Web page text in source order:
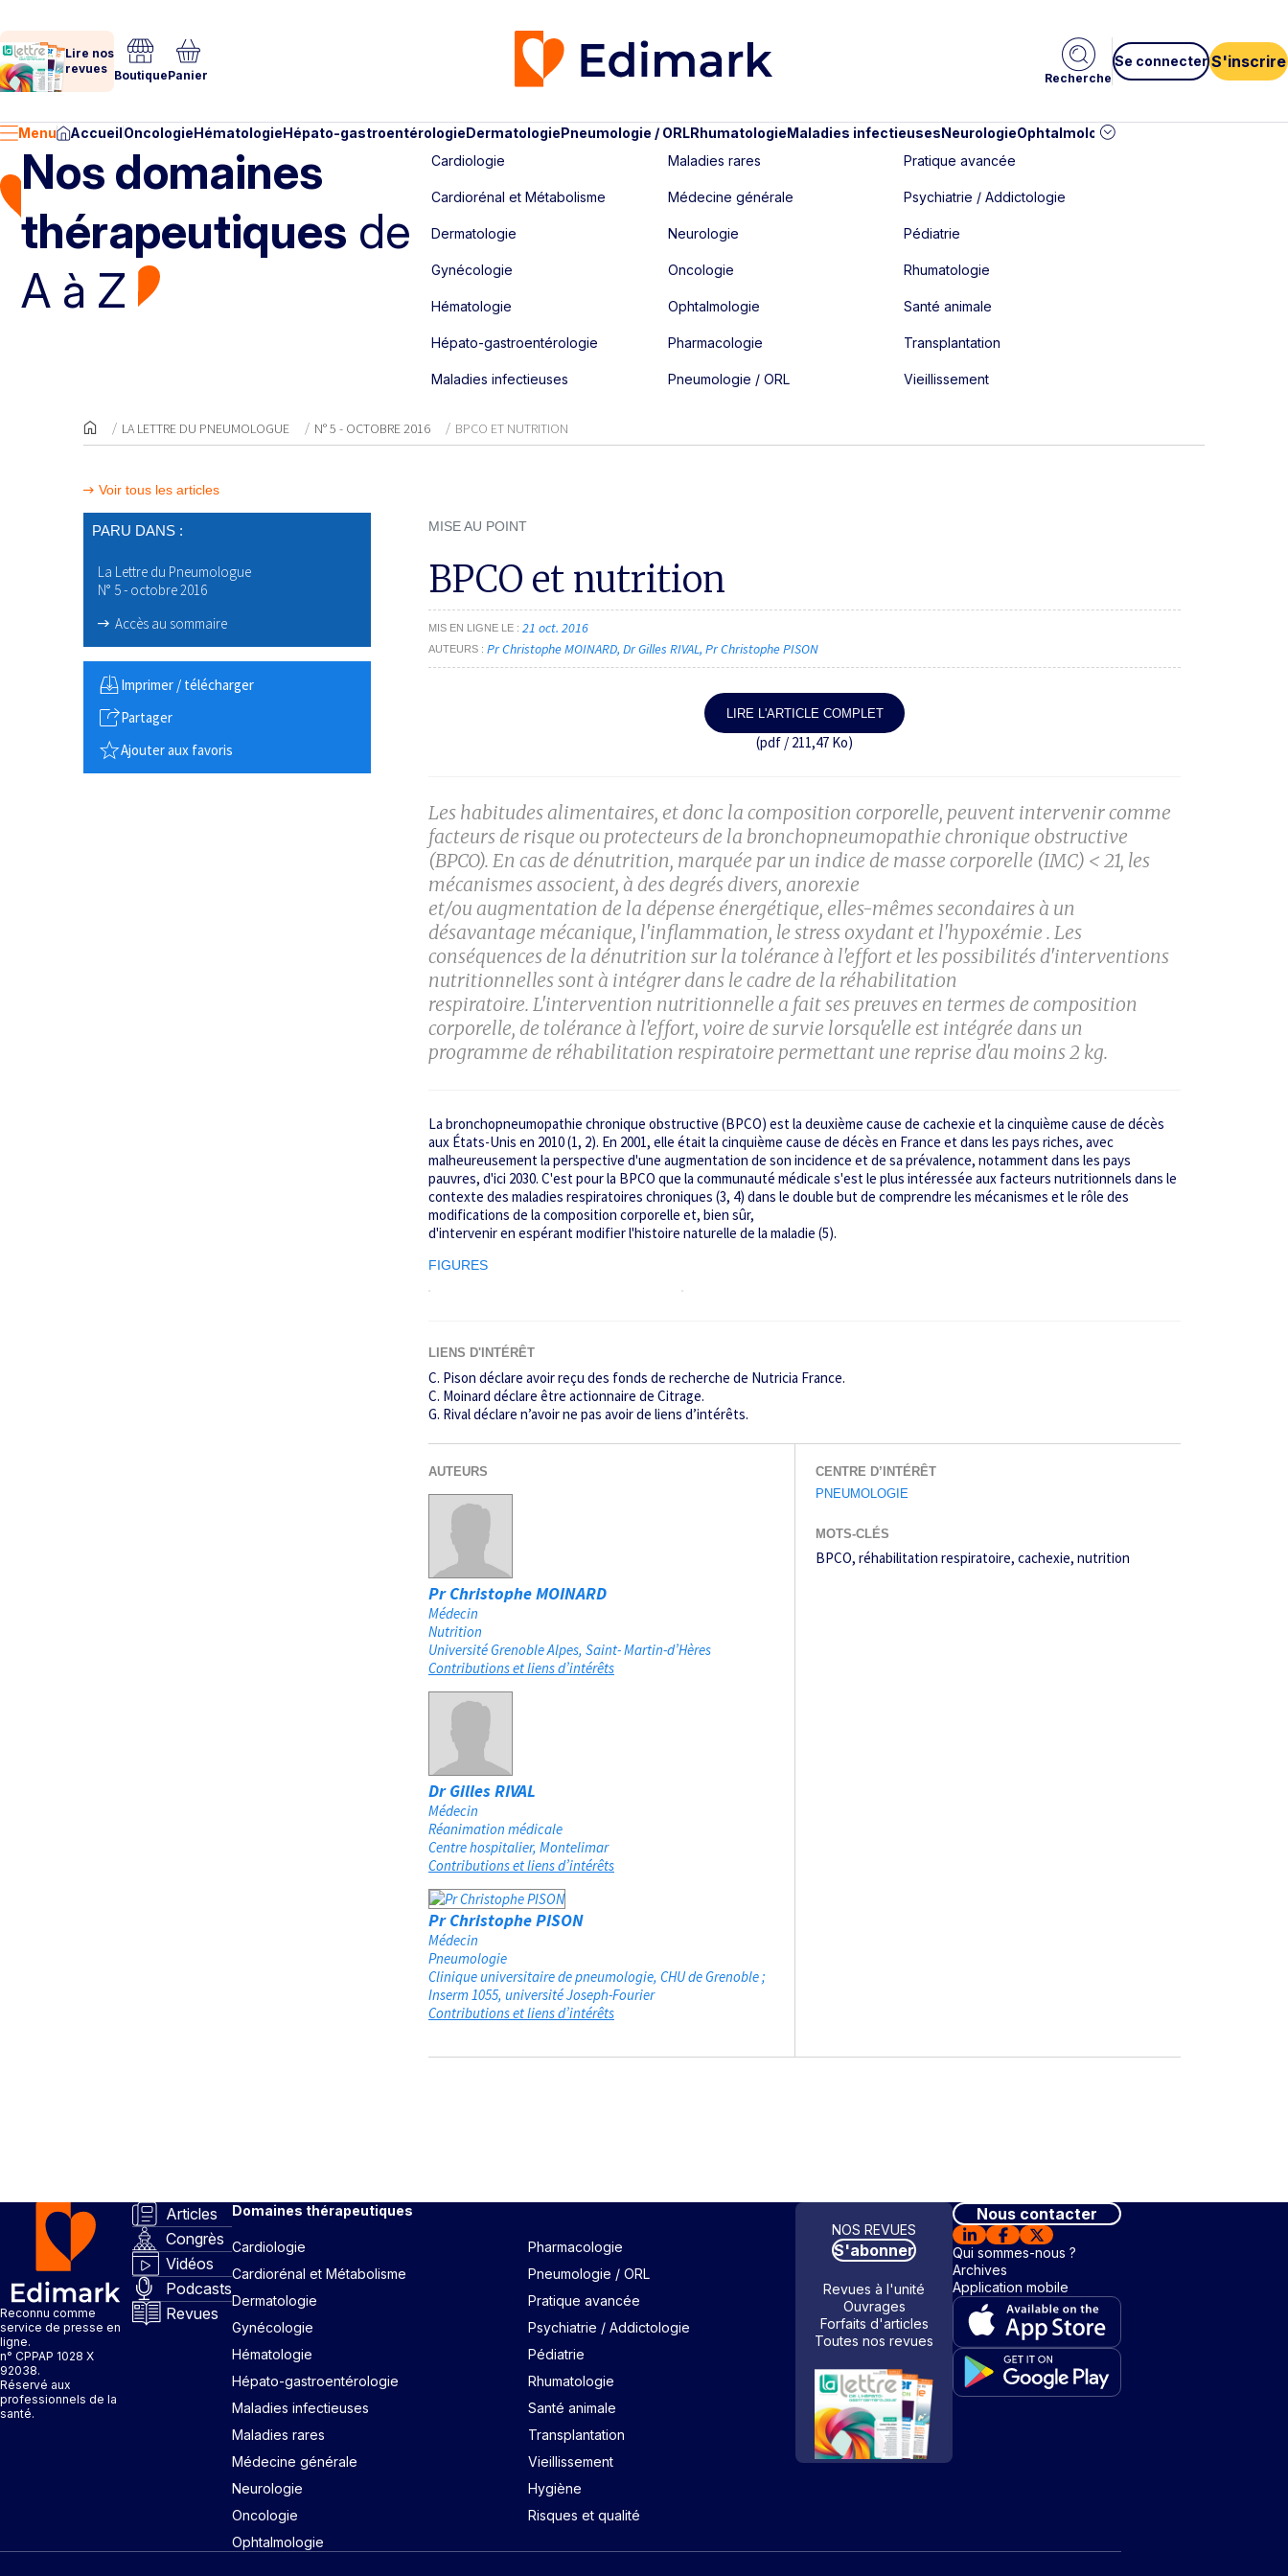
Lire nos
revues BoutiquePanier Recherche
Se connecter S'inscrire
Menu AccueilOncologieHématologieHépato-gastroentérologieDermatologiePneumologie / ORLRhumatologieMaladies infectieusesNeurologieOphtalmologie
Nos domaines
thérapeutiques de
A à Z
Cardiologie
Cardiorénal et Métabolisme
Dermatologie
Gynécologie
Hématologie
Hépato-gastroentérologie
Maladies infectieuses
Maladies rares
Médecine générale
Neurologie
Oncologie
Ophtalmologie
Pharmacologie
Pneumologie / ORL
Pratique avancée
Psychiatrie / Addictologie
Pédiatrie
Rhumatologie
Santé animale
Transplantation
Vieillissement
LA LETTRE DU PNEUMOLOGUE N° 5 - OCTOBRE 2016 BPCO ET NUTRITION
Voir tous les articles
PARU DANS :
La Lettre du Pneumologue
N° 5 - octobre 2016
Accès au sommaire
Imprimer / télécharger
Partager
Ajouter aux favoris
MISE AU POINT
BPCO et nutrition
MIS EN LIGNE LE 21 oct. 2016
AUTEURS Pr Christophe MOINARD Dr Gilles RIVAL Pr Christophe PISON
LIRE L'ARTICLE COMPLET
(pdf / 211,47 Ko)
Les habitudes alimentaires, et donc la composition corporelle, peuvent intervenir comme
facteurs de risque ou protecteurs de la bronchopneumopathie chronique obstructive
(BPCO). En cas de dénutrition, marquée par un indice de masse corporelle (IMC) < 21, les
mécanismes associent, à des degrés divers, anorexie
et/ou augmentation de la dépense énergétique, elles-mêmes secondaires à un
désavantage mécanique, l'inflammation, le stress oxydant et l'hypoxémie . Les
conséquences de la dénutrition sur la tolérance à l'effort et les possibilités d'interventions
nutritionnelles sont à intégrer dans le cadre de la réhabilitation
respiratoire. L'intervention nutritionnelle a fait ses preuves en termes de composition
corporelle, de tolérance à l'effort, voire de survie lorsqu'elle est intégrée dans un
programme de réhabilitation respiratoire permettant une reprise d'au moins 2 kg.
La bronchopneumopathie chronique obstructive (BPCO) est la deuxième cause de cachexie et la cinquième cause de décès
aux États-Unis en 2010 (1, 2). En 2001, elle était la cinquième cause de décès en France et dans les pays riches, avec
malheureusement la perspective d'une augmentation de son incidence et de sa prévalence, notamment dans les pays
pauvres, d'ici 2030. C'est pour la BPCO que la communauté médicale s'est le plus intéressée aux facteurs nutritionnels dans le
contexte des maladies respiratoires chroniques (3, 4) dans le double but de comprendre les mécanismes et le rôle des
modifications de la composition corporelle et, bien sûr,
d'intervenir en espérant modifier l'histoire naturelle de la maladie (5).
FIGURES
LIENS D'INTÉRÊT
C. Pison déclare avoir reçu des fonds de recherche de Nutricia France.
C. Moinard déclare être actionnaire de Citrage.
G. Rival déclare n’avoir ne pas avoir de liens d’intérêts.
AUTEURS
Pr Christophe MOINARD
Médecin
Nutrition
Université Grenoble Alpes Saint- Martin-d’Hères
Contributions et liens d’intérêts
Dr Gilles RIVAL
Médecin
Réanimation médicale
Centre hospitalier Montelimar
Contributions et liens d’intérêts
Pr Christophe PISON
Médecin
Pneumologie
Clinique universitaire de pneumologie, CHU de Grenoble ;
Inserm 1055, université Joseph-Fourier
Contributions et liens d’intérêts
CENTRE D’INTÉRÊT
PNEUMOLOGIE
MOTS-CLÉS
BPCO réhabilitation respiratoire cachexie nutrition
Reconnu comme
service de presse en
ligne.
n° CPPAP 1028 X
92038.
Réservé aux
professionnels de la
santé.
Articles
Congrès
Vidéos
Podcasts
Revues
Domaines thérapeutiques
Cardiologie
Cardiorénal et Métabolisme
Dermatologie
Gynécologie
Hématologie
Hépato-gastroentérologie
Maladies infectieuses
Maladies rares
Médecine générale
Neurologie
Oncologie
Ophtalmologie
Pharmacologie
Pneumologie / ORL
Pratique avancée
Psychiatrie / Addictologie
Pédiatrie
Rhumatologie
Santé animale
Transplantation
Vieillissement
Hygiène
Risques et qualité
NOS REVUES
S'abonner
Revues à l'unité
Ouvrages
Forfaits d'articles
Toutes nos revues
Nous contacter
Qui sommes-nous ?
Archives
Application mobile